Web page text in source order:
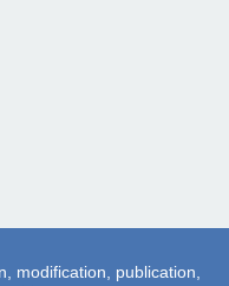
modification, publication,